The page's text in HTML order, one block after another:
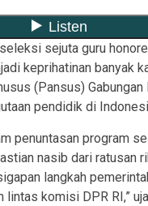
sejuta guru
keprihatinan banyak
(Pansus)
pendidik di
penuntasan program
nasib dari ratusan
langkah
lintas komisi DPR RI,”